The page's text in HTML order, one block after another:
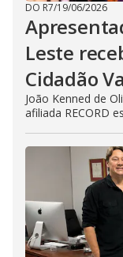
DO R7/19/06/2026
Leste
Cidadão
João Kenned de
afiliada RECORD